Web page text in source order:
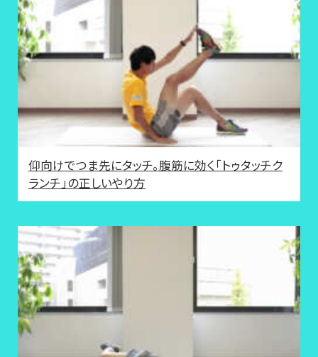
仰向けでつま先にタッチ。腹筋に効く「トゥタッチク
ランチ」の正しいやり方